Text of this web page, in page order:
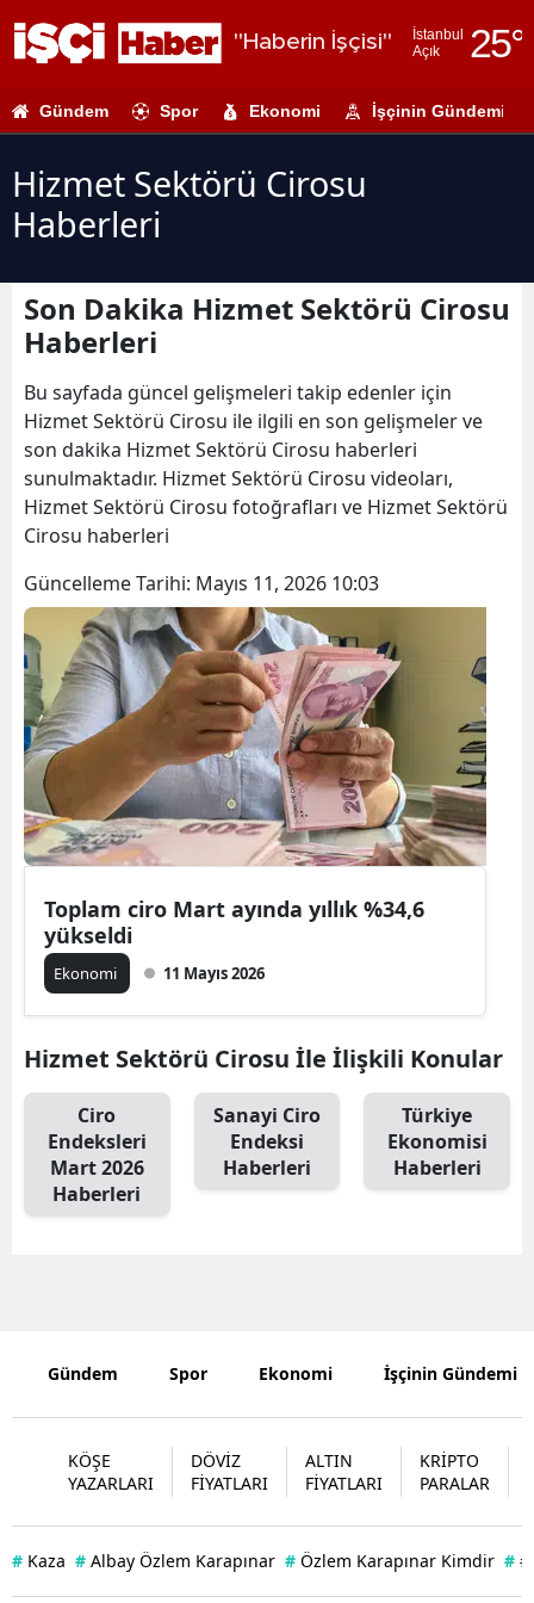
"Haberin İşçisi"
İstanbul
Açık
25°
Adıyaman
Ankara
Artvin
Balıkesir
Bingöl
Bitlis
Burdur
Bursa
Çanakkale
Diyarbakır
Edirne
Elazığ
Erzincan
Hakkari
Gündem Spor Ekonomi İşçinin Gündemi
Hizmet Sektörü Cirosu
Haberleri
Son Dakika Hizmet Sektörü Cirosu
Haberleri
Bu sayfada güncel gelişmeleri takip edenler için
Hizmet Sektörü Cirosu ile ilgili en son gelişmeler ve
son dakika Hizmet Sektörü Cirosu haberleri
sunulmaktadır. Hizmet Sektörü Cirosu videoları,
Hizmet Sektörü Cirosu fotoğrafları ve Hizmet Sektörü
Cirosu haberleri
Güncelleme Tarihi: Mayıs 11, 2026 10:03
Toplam ciro Mart ayında yıllık %34,6
yükseldi
Ekonomi 11 Mayıs 2026
Hizmet Sektörü Cirosu İle İlişkili Konular
Ciro
Endeksleri
Mart 2026
Haberleri
Sanayi Ciro
Endeksi
Haberleri
Türkiye
Ekonomisi
Haberleri
Gündem Spor Ekonomi İşçinin Gündemi
KÖŞE
YAZARLARI
DÖVİZ
FİYATLARI
ALTIN
FİYATLARI
KRİPTO
PARALAR
# Kaza # Albay Özlem Karapınar # Özlem Karapınar Kimdir #